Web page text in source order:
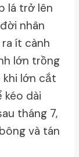
lá trở lên
nhân
ít cành
lớn trồng
lớn cắt
kéo dài
tháng 7,
và tán